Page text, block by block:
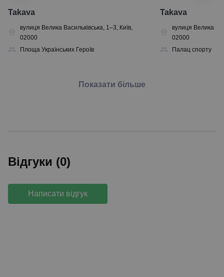
Takava
вулиця Велика Васильківська, 1–3, Київ,
02000
Площа Українських Героїв
Takava
вулиця Велика
02000
Палац спорту
Показати більше
Відгуки (0)
Написати відгук